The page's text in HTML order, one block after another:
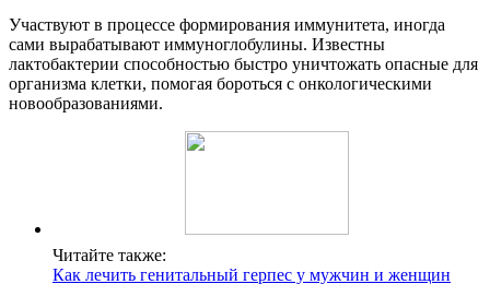
Участвуют в процессе формирования иммунитета, иногда
сами вырабатывают иммуноглобулины. Известны
лактобактерии способностью быстро уничтожать опасные для
организма клетки, помогая бороться с онкологическими
новообразованиями.
Читайте также:
Как лечить генитальный герпес у мужчин и женщин